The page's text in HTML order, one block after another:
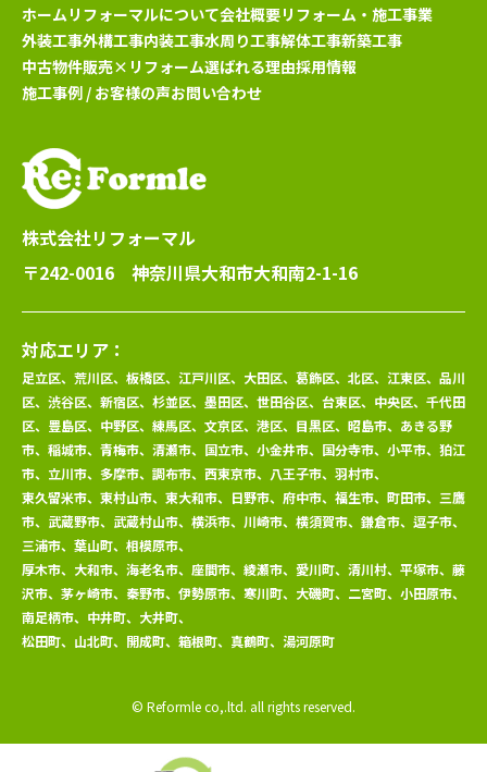
ホーム リフォーマルについて会社概要リフォーム・施工事業
外装工事外構工事内装工事水周り工事解体工事新築工事
中古物件販売×リフォーム選ばれる理由採用情報
施工事例 / お客様の声お問い合わせ
株式会社リフォーマル
〒242-0016 神奈川県大和市大和南2-1-16
対応エリア：
足立区、荒川区、板橋区、江戸川区、大田区、葛飾区、北区、江東区、品川
区、渋谷区、新宿区、杉並区、墨田区、世田谷区、台東区、中央区、千代田
区、豊島区、中野区、練馬区、文京区、港区、目黒区、昭島市、あきる野
市、稲城市、青梅市、清瀬市、国立市、小金井市、国分寺市、小平市、狛江
市、立川市、多摩市、調布市、西東京市、八王子市、羽村市、
東久留米市、東村山市、東大和市、日野市、府中市、福生市、町田市、三鷹
市、武蔵野市、武蔵村山市、横浜市、川崎市、横須賀市、鎌倉市、逗子市、
三浦市、葉山町、相模原市、
厚木市、大和市、海老名市、座間市、綾瀬市、愛川町、清川村、平塚市、藤
沢市、茅ヶ崎市、秦野市、伊勢原市、寒川町、大磯町、二宮町、小田原市、
南足柄市、中井町、大井町、
松田町、山北町、開成町、箱根町、真鶴町、湯河原町
© Reformle co,.ltd. all rights reserved.